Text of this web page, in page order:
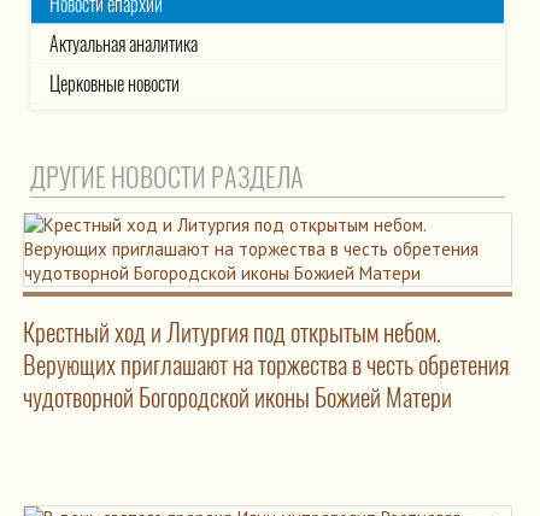
Актуальная аналитика
Церковные новости
ДРУГИЕ НОВОСТИ РАЗДЕЛА
Крестный ход и Литургия под открытым небом.
Верующих приглашают на торжества в честь обретения
чудотворной Богородской иконы Божией Матери